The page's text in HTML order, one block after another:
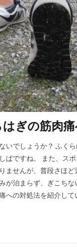
ぎの筋肉痛
いでしょうか？ ふく
ばですね。 また、ス
ませんが、普段さほ
が治まらず、ぎこち
への対処法を紹介して